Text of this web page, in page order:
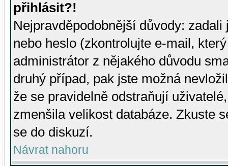
přihlásit?!
Nejpravděpodobnější důvody:
nebo heslo (zkontrolujte e-mail,
administrátor z nějakého důvodu
druhý případ, pak jste možná
že se pravidelně odstraňují
zmenšila velikost databáze. Zkuste
se do diskuzí.
Návrat nahoru